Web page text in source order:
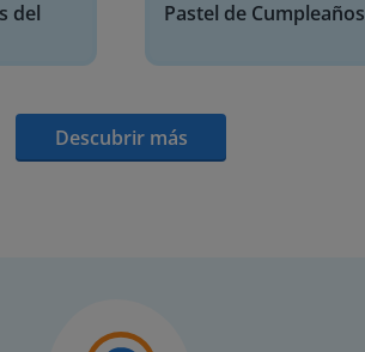
del
Pastel de Cumpleaños
Descubrir más